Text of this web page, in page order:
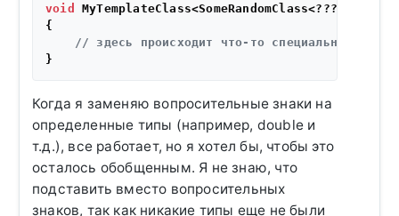
void
MyTemplateClass<SomeRandomClass<???>>::
{
// здесь происходит что-то специальное
Когда я заменяю вопросительные знаки на
определенные типы (например, double и
т.д.), все работает, но я хотел бы, чтобы это
осталось обобщенным. Я не знаю, что
подставить вместо вопросительных
знаков, так как никакие типы еще не были